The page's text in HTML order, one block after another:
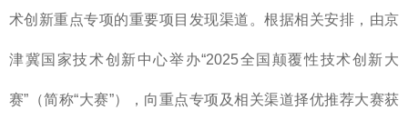
术创新重点专项的重要项目发现渠道。根据相关安排，由京
津冀国家技术创新中心举办“2025全国颠覆性技术创新大
赛”（简称“大赛”），向重点专项及相关渠道择优推荐大赛获